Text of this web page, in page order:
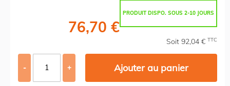
PRODUIT DISPO. SOUS 2-10 JOURS
76,70 €
Soit 92,04 € TTC
- + Ajouter au panier